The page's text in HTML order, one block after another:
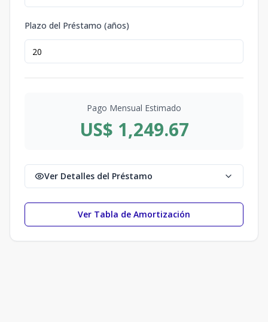
Plazo del Préstamo (años)
Pago Mensual Estimado
US$ 1,249.67
Ver Detalles del Préstamo
Ver Tabla de Amortización